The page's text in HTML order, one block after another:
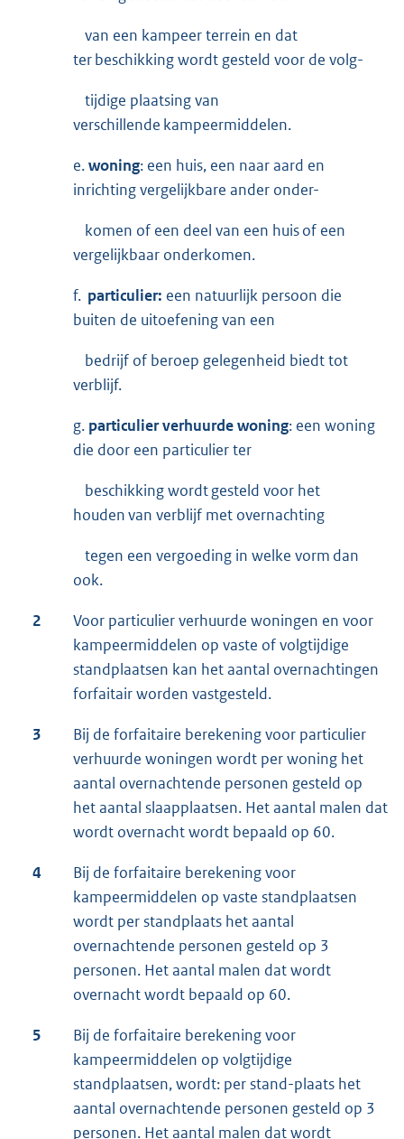
van een kampeer terrein en dat
ter beschikking wordt gesteld voor de volg-
tijdige plaatsing van
verschillende kampeermiddelen.
e.woning: een huis, een naar aard en
inrichting vergelijkbare ander onder-
komen of een deel van een huis of een
vergelijkbaar onderkomen.
f. particulier: een natuurlijk persoon die
buiten de uitoefening van een
bedrijf of beroep gelegenheid biedt tot
verblijf.
g. particulier verhuurde woning: een woning
die door een particulier ter
beschikking wordt gesteld voor het
houden van verblijf met overnachting
tegen een vergoeding in welke vorm dan
ook.
2
Voor particulier verhuurde woningen en voor
kampeermiddelen op vaste of volgtijdige
standplaatsen kan het aantal overnachtingen
forfaitair worden vastgesteld.
3
Bij de forfaitaire berekening voor particulier
verhuurde woningen wordt per woning het
aantal overnachtende personen gesteld op
het aantal slaapplaatsen. Het aantal malen dat
wordt overnacht wordt bepaald op 60.
4
Bij de forfaitaire berekening voor
kampeermiddelen op vaste standplaatsen
wordt per standplaats het aantal
overnachtende personen gesteld op 3
personen. Het aantal malen dat wordt
overnacht wordt bepaald op 60.
5
Bij de forfaitaire berekening voor
kampeermiddelen op volgtijdige
standplaatsen, wordt: per stand-plaats het
aantal overnachtende personen gesteld op 3
personen. Het aantal malen dat wordt